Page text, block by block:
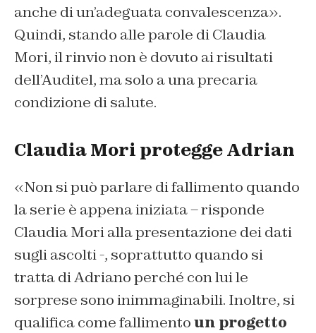
anche di un’adeguata convalescenza».
Quindi, stando alle parole di Claudia
Mori, il rinvio non è dovuto ai risultati
dell’Auditel, ma solo a una precaria
condizione di salute.
Claudia Mori protegge Adrian
«Non si può parlare di fallimento quando
la serie è appena iniziata – risponde
Claudia Mori alla presentazione dei dati
sugli ascolti -, soprattutto quando si
tratta di Adriano perché con lui le
sorprese sono inimmaginabili. Inoltre, si
qualifica come fallimentoun progetto